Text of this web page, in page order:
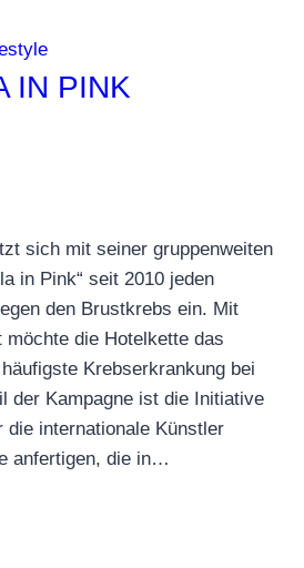
IN PINK
sich mit seiner gruppenweiten
in Pink“ seit 2010 jeden
den Brustkrebs ein. Mit
möchte die Hotelkette das
Krebserkrankung bei
der Kampagne ist die Initiative
die internationale Künstler
anfertigen, die in…